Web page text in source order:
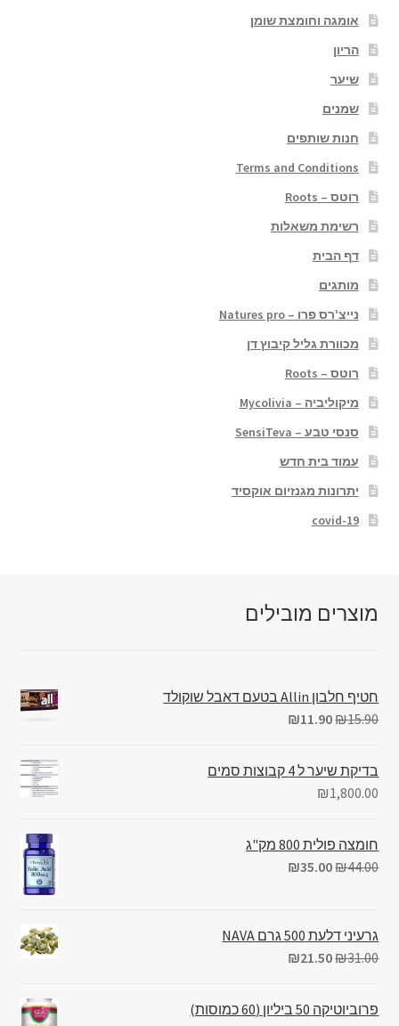
אומגה וחומצת שומן
הריון
שיער
שמנים
חנות שותפים
Terms and Conditions
רוטס – Roots
רשימת משאלות
דף הבית
מותגים
נייצ'רס פרו – Natures pro
מכוורת גליל קיבוץ דן
רוטס – Roots
מיקוליביה – Mycolivia
סנסי טבע – SensiTeva
עמוד בית חדש
יתרונות מגנזיום אוקסיד
covid-19
מוצרים מובילים
חטיף חלבון Allin בטעם דאבל שוקולד
₪15.90
₪11.90
בדיקת שיער ל 4 קבוצות סמים
₪1,800.00
חומצה פולית 800 מק"ג
₪44.00
₪35.00
גרעיני דלעת 500 גרם NAVA
₪31.00
₪21.50
פרוביוטיקה 50 ביליון (60 כמוסות)